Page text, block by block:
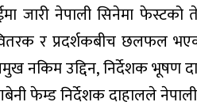
जारी नेपाली सिनेमा फेस्टको
वितरक र प्रदर्शकबीच छलफल
नकिम उद्दिन, निर्देशक भूषण
फेम्ड निर्देशक दाहालले नेपाली